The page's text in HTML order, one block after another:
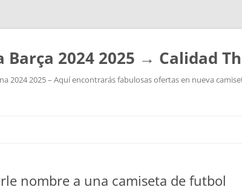
Barça 2024 2025 → Calidad
2024 2025 – Aquí encontrarás fabulosas ofertas en nueva
nombre a una camiseta de futbol